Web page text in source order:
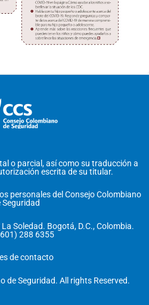
o parcial, así como su traducción a
escrita de su titular.
personales del Consejo Colombiano
Seguridad
Soledad. Bogotá, D.C., Colombia.
288 6355
de contacto
de Seguridad. All rights Reserved.